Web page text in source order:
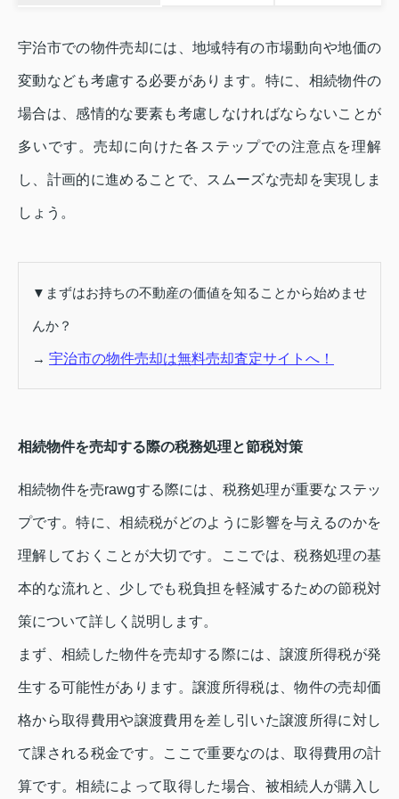
宇治市での物件売却には、地域特有の市場動向や地価の
変動なども考慮する必要があります。特に、相続物件の
場合は、感情的な要素も考慮しなければならないことが
多いです。売却に向けた各ステップでの注意点を理解
し、計画的に進めることで、スムーズな売却を実現しま
しょう。
▼まずはお持ちの不動産の価値を知ることから始めませ
んか？
→ 宇治市の物件売却は無料売却査定サイトへ！
相続物件を売却する際の税務処理と節税対策
相続物件を売rawgする際には、税務処理が重要なステッ
プです。特に、相続税がどのように影響を与えるのかを
理解しておくことが大切です。ここでは、税務処理の基
本的な流れと、少しでも税負担を軽減するための節税対
策について詳しく説明します。
まず、相続した物件を売却する際には、譲渡所得税が発
生する可能性があります。譲渡所得税は、物件の売却価
格から取得費用や譲渡費用を差し引いた譲渡所得に対し
て課される税金です。ここで重要なのは、取得費用の計
算です。相続によって取得した場合、被相続人が購入し